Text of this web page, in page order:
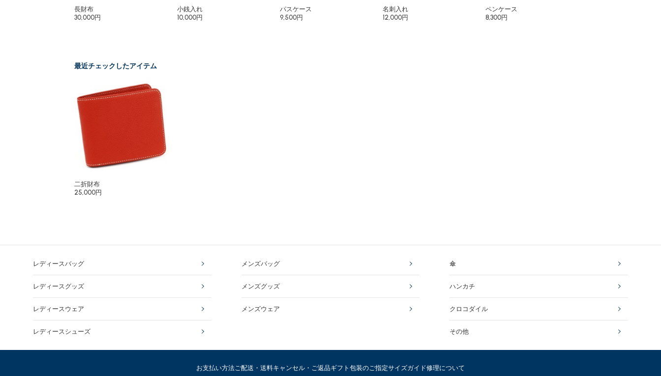
長財布
30,000円
小銭入れ
10,000円
パスケース
9,500円
名刺入れ
12,000円
ペンケース
8,300円
最近チェックしたアイテム
二折財布
25,000円
レディースバッグ
レディースグッズ
レディースウェア
レディースシューズ
メンズバッグ
メンズグッズ
メンズウェア
傘
ハンカチ
クロコダイル
その他
お支払い方法ご配送・送料キャンセル・ご返品ギフト包装のご指定サイズガイド修理について